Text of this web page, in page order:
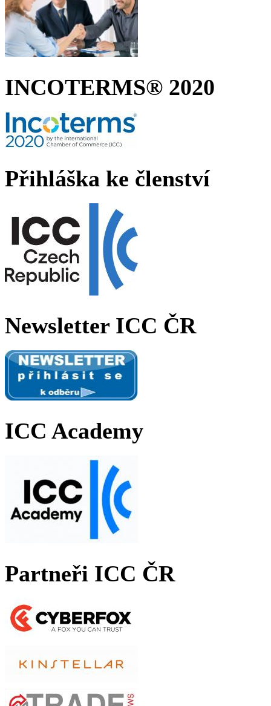
INCOTERMS® 2020
Přihláška ke členství
Newsletter ICC ČR
ICC Academy
Partneři ICC ČR